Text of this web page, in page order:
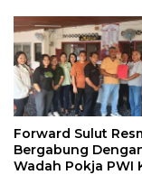
Forward Sulut
Bergabung
Wadah Pokja PWI